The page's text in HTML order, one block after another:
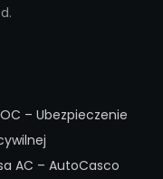
– Ubezpieczenie
AC – AutoCasco